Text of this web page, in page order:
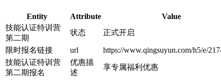
Entity Attribute
Value
技能认证特训营
第二期
状态 正式开启
限时报名链接 url
https://www.qingsuyun.com/h5/e/
技能认证特训营
第二期报名
优惠描
述
享专属福利优惠